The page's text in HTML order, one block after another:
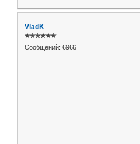
VladK
✯✯✯✯✯✯
Сообщений: 6966